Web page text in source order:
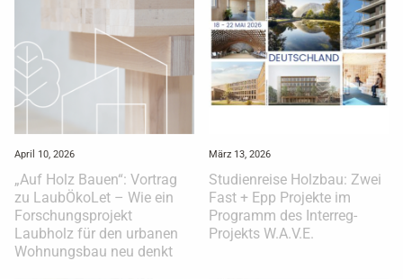
April 10, 2026
„Auf Holz Bauen“: Vortrag
zu LaubÖkoLet – Wie ein
Forschungsprojekt
Laubholz für den urbanen
Wohnungsbau neu denkt
März 13, 2026
Studienreise Holzbau: Zwei
Fast + Epp Projekte im
Programm des Interreg-
Projekts W.A.V.E.